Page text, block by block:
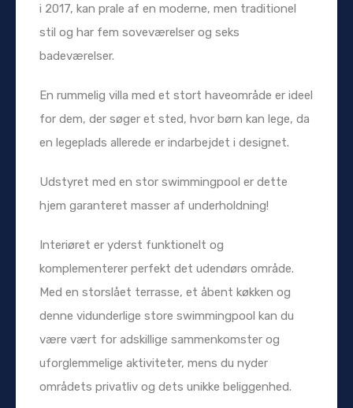
i 2017, kan prale af en moderne, men traditionel
stil og har fem soveværelser og seks
badeværelser.
En rummelig villa med et stort haveområde er ideel
for dem, der søger et sted, hvor børn kan lege, da
en legeplads allerede er indarbejdet i designet.
Udstyret med en stor swimmingpool er dette
hjem garanteret masser af underholdning!
Interiøret er yderst funktionelt og
komplementerer perfekt det udendørs område.
Med en storslået terrasse, et åbent køkken og
denne vidunderlige store swimmingpool kan du
være vært for adskillige sammenkomster og
uforglemmelige aktiviteter, mens du nyder
områdets privatliv og dets unikke beliggenhed.